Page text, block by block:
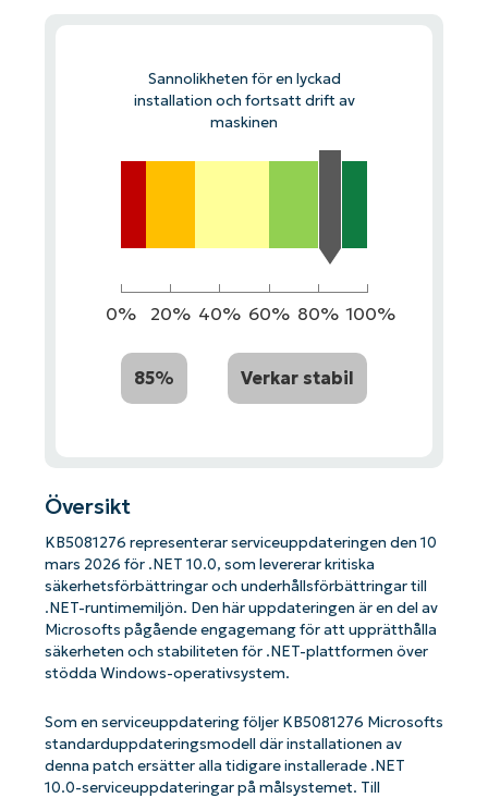
Sannolikheten för en lyckad
installation och fortsatt drift av
maskinen
0% 20% 40% 60% 80% 100%
85% Verkar stabil
Översikt
KB5081276 representerar serviceuppdateringen den 10
mars 2026 för .NET 10.0, som levererar kritiska
säkerhetsförbättringar och underhållsförbättringar till
.NET-runtimemiljön. Den här uppdateringen är en del av
Microsofts pågående engagemang för att upprätthålla
säkerheten och stabiliteten för .NET-plattformen över
stödda Windows-operativsystem.
Som en serviceuppdatering följer KB5081276 Microsofts
standarduppdateringsmodell där installationen av
denna patch ersätter alla tidigare installerade .NET
10.0-serviceuppdateringar på målsystemet. Till